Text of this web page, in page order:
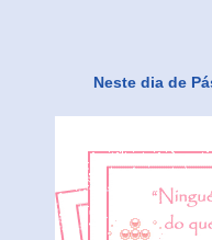
Neste dia de